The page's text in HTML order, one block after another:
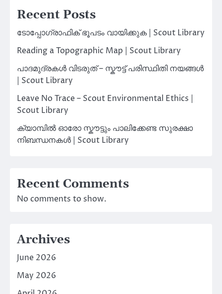
Recent Posts
ടോപ്പോഗ്രാഫിക് ഭൂപടം വായിക്കുക | Scout Library
Reading a Topographic Map | Scout Library
പാദമുദ്രകൾ വിടരുത് – സ്കൗട്ട് പരിസ്ഥിതി നയങ്ങൾ
| Scout Library
Leave No Trace – Scout Environmental Ethics |
Scout Library
ക്യാമ്പിൽ ഓരോ സ്കൗട്ടും പാലിക്കേണ്ട സുരക്ഷാ
നിബന്ധനകൾ | Scout Library
Recent Comments
No comments to show.
Archives
June 2026
May 2026